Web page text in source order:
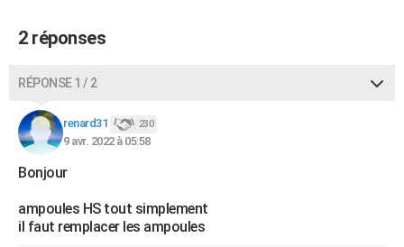
Carte de Noël
Carte Bonne année
Carte Saint-Valentin
Carte Pâques
Carte d'anniversaire
DICTIONNAIRE
Dictionnaire
Biographies
Citations
Expressions
Proverbes
PROGRAMME TV
COPAINS D'AVANT
S'inscrire
Se connecter
Lycées
Collèges
Primaires
Universités
Entreprises
Service militaire
Avis de recherche
Bricolage
Lifestyle
Culture
Sport
Auto
Television
Voyage
Cinema
2 réponses
RÉPONSE 1 / 2
renard31 230
9 avr. 2022 à 05:58
Bonjour
ampoules HS tout simplement
il faut remplacer les ampoules